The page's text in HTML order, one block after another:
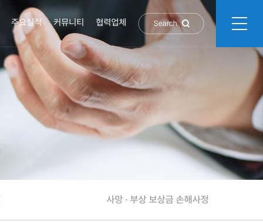
주요실적 커뮤니티 협력업체 Search
사망 · 부상 보상금 손해사정